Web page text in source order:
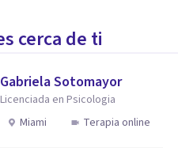
cerca de ti
Gabriela Sotomayor
Licenciada en Psicologia
Miami
Terapia online